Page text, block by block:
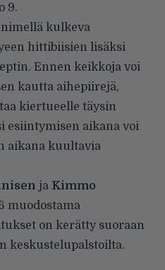
9.
kulkeva
hittibiisien lisäksi
Ennen keikkoja voi
kautta aihepiirejä,
kiertueelle täysin
esiintymisen aikana voi
aikana kuultavia
ja Kimmo
muodostama
on kerätty suoraan
keskustelupalstoilta.